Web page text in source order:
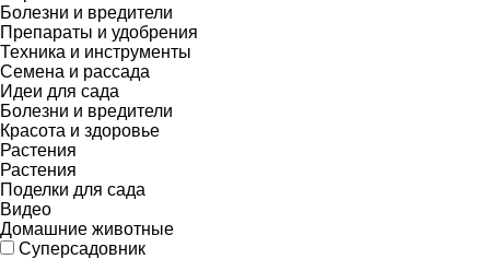
Болезни и вредители
Препараты и удобрения
Техника и инструменты
Семена и рассада
Идеи для сада
Болезни и вредители
Красота и здоровье
Растения
Растения
Поделки для сада
Видео
Домашние животные
Суперсадовник